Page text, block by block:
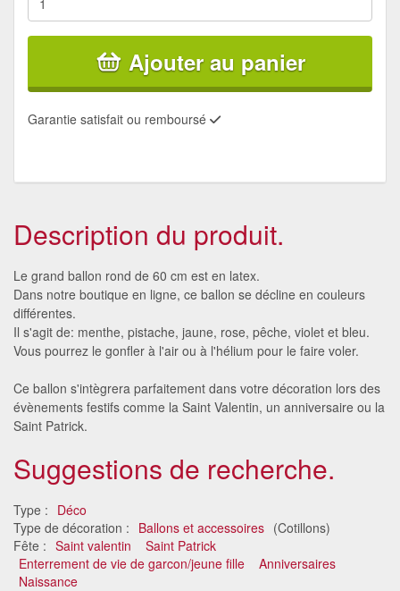
Ajouter au panier
Garantie satisfait ou remboursé
Description du produit.
Le grand ballon rond de 60 cm est en latex.
Dans notre boutique en ligne, ce ballon se décline en couleurs
différentes.
Il s'agit de: menthe, pistache, jaune, rose, pêche, violet et bleu.
Vous pourrez le gonfler à l'air ou à l'hélium pour le faire voler.
Ce ballon s'intègrera parfaitement dans votre décoration lors des
évènements festifs comme la Saint Valentin, un anniversaire ou la
Saint Patrick.
Suggestions de recherche.
Type : Déco
Type de décoration : Ballons et accessoires (Cotillons)
Fête : Saint valentin
Saint Patrick
Enterrement de vie de garcon/jeune fille
Anniversaires
Naissance